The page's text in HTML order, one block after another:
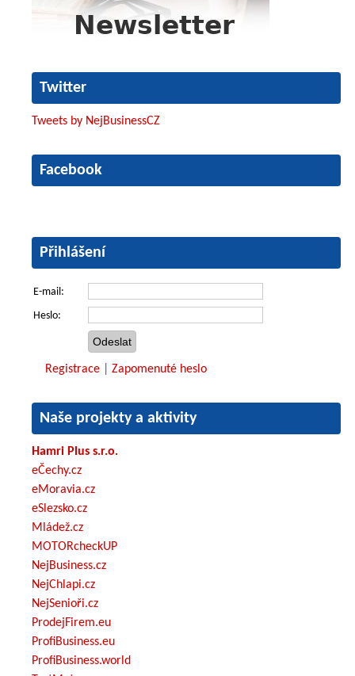
Twitter
Tweets by NejBusinessCZ
Facebook
Přihlášení
E-mail:
Heslo:
Registrace Zapomenuté heslo
Naše projekty a aktivity
Hamri Plus s.r.o.
eČechy.cz
eMoravia.cz
eSlezsko.cz
Mládež.cz
MOTORcheckUP
NejBusiness.cz
NejChlapi.cz
NejSenioři.cz
ProdejFirem.eu
ProfiBusiness.eu
ProfiBusiness.world